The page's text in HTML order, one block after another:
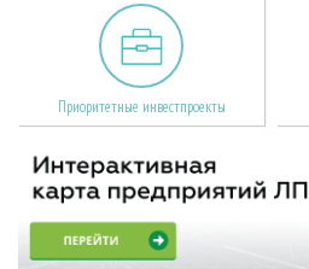
Приоритетные инвестпроекты